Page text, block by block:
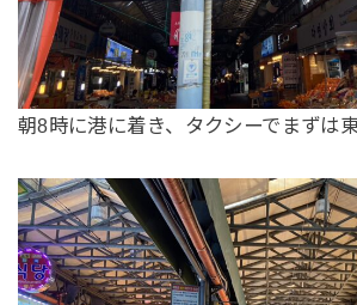
朝8時に港に着き、タクシーでまずは